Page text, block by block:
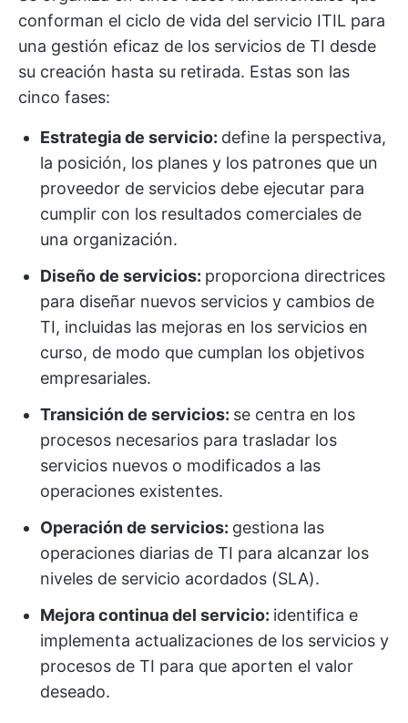
conforman el ciclo de vida del servicio ITIL para
una gestión eficaz de los servicios de TI desde
su creación hasta su retirada. Estas son las
cinco fases:
Estrategia de servicio: define la perspectiva,
la posición, los planes y los patrones que un
proveedor de servicios debe ejecutar para
cumplir con los resultados comerciales de
una organización.
Diseño de servicios: proporciona directrices
para diseñar nuevos servicios y cambios de
TI, incluidas las mejoras en los servicios en
curso, de modo que cumplan los objetivos
empresariales.
Transición de servicios: se centra en los
procesos necesarios para trasladar los
servicios nuevos o modificados a las
operaciones existentes.
Operación de servicios: gestiona las
operaciones diarias de TI para alcanzar los
niveles de servicio acordados (SLA).
Mejora continua del servicio: identifica e
implementa actualizaciones de los servicios y
procesos de TI para que aporten el valor
deseado.